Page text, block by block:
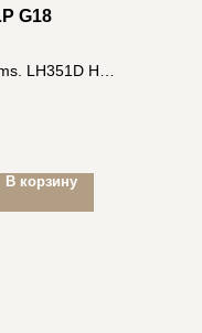
G18
LH351D HI-
В корзину